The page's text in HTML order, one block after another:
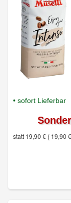
• sofort Lieferbar
statt 19,90 € ( 19,90